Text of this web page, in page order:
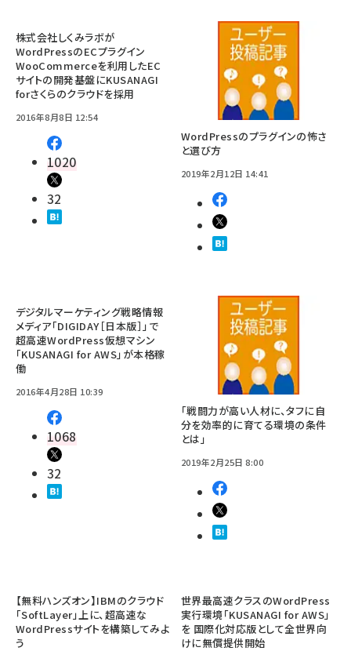
株式会社しくみラボが
WordPressのECプラグイン
WooCommerceを利用したEC
サイトの開発基盤にKUSANAGI
forさくらのクラウドを採用
2016年8月8日 12:54
1020
32
WordPressのプラグインの怖さ
と選び方
2019年2月12日 14:41
デジタルマーケティング戦略情報
メディア「DIGIDAY［日本版］」で
超高速WordPress仮想マシン
「KUSANAGI for AWS」が本格稼
働
2016年4月28日 10:39
1068
32
「戦闘力が高い人材に、タフに自
分を効率的に育てる環境の条件
とは」
2019年2月25日 8:00
【無料ハンズオン】IBMのクラウド
「SoftLayer」上に、超高速な
WordPressサイトを構築してみよ
う
世界最高速クラスのWordPress
実行環境「KUSANAGI for AWS」
を 国際化対応版として全世界向
けに無償提供開始